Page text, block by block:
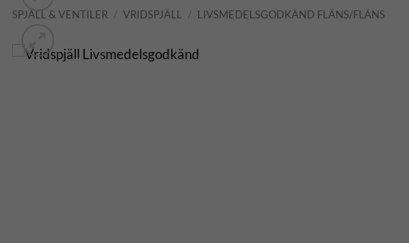
SPJÄLL & VENTILER / VRIDSPJÄLL / LIVSMEDELSGODKÄND FLÄNS/FLÄNS